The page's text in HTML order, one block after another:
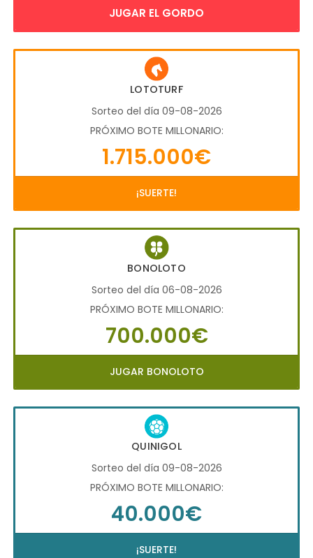
JUGAR EL GORDO
LOTOTURF
Sorteo del día 09-08-2026
PRÓXIMO BOTE MILLONARIO:
1.715.000€
¡SUERTE!
BONOLOTO
Sorteo del día 06-08-2026
PRÓXIMO BOTE MILLONARIO:
700.000€
JUGAR BONOLOTO
QUINIGOL
Sorteo del día 09-08-2026
PRÓXIMO BOTE MILLONARIO:
40.000€
¡SUERTE!